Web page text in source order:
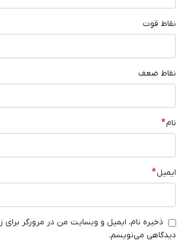
نقاط قوت
نقاط ضعف
نام*
ایمیل*
ذخیره نام، ایمیل و وبسایت من در مرورگر برای
دیدگاهی می‌نویسم.